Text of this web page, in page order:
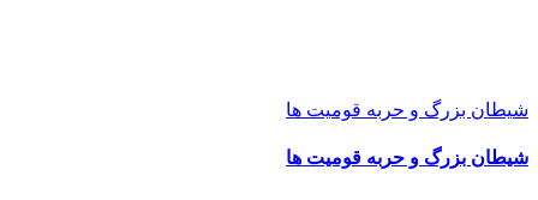
شیطان بزرگ و حربه قومیت ها
شیطان بزرگ و حربه قومیت ها